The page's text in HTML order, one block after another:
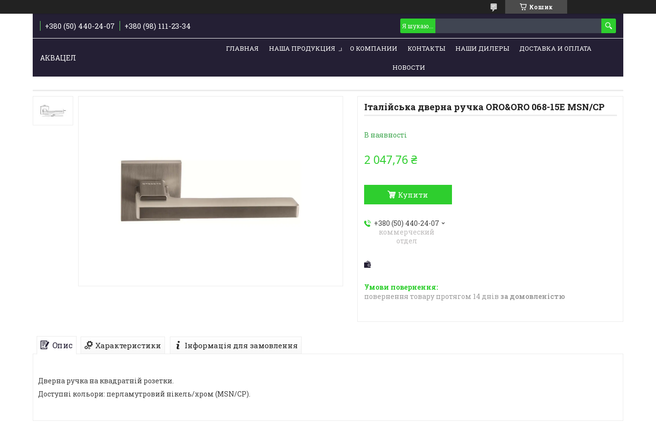
Кошик
+380 (50) 440-24-07 +380 (98) 111-23-34
АКВАЦЕЛ
ГЛАВНАЯ НАША ПРОДУКЦИЯ О КОМПАНИИ КОНТАКТЫ НАШИ ДИЛЕРЫ ДОСТАВКА И ОПЛАТА
НОВОСТИ
Італійська дверна ручка ORO&ORO 068-15E MSN/CP
В наявності
2 047,76 ₴
Купити
+380 (50) 440-24-07
коммерческий
отдел
повернення товару протягом 14 днів за домовленістю
Опис Характеристики Інформація для замовлення
Дверна ручка на квадратній розетки.
Доступні кольори: перламутровий нікель/хром (MSN/CP).